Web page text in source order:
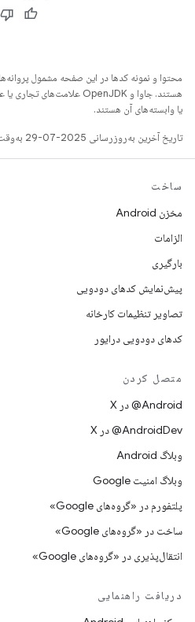
محتوا و نمونه کدها در این صفحه مشمول
یا وابسته‌های آن هستند.
تاریخ آخرین به‌روزرسانی 2025-07-29 به‌وقت ساعت هماهنگ جهانی.
ساخت
مخزن Android
الزامات
بارگیری
پیش‌نمایش کدهای دودویی
تصاویر تنظیمات کارخانه
کدهای دودویی درایور
متصل کردن
‫‎@Android در X
‫‎@AndroidDev در X
وبلاگ Android
وبلاگ امنیت Google
پلتفورم در «گروه‌های Google»
ساخت در «گروه‌های Google»
انتقال‌پذیری در «گروه‌های Google»
دریافت راهنمایی